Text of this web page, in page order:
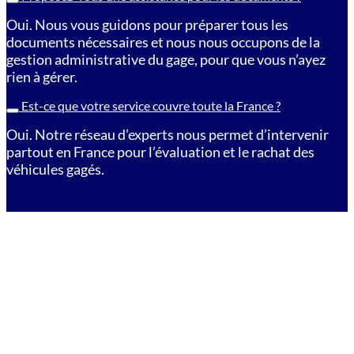
Oui. Nous vous guidons pour préparer tous les
documents nécessaires et nous nous occupons de la
gestion administrative du gage, pour que vous n’ayez
rien à gérer.
Est-ce que votre service couvre toute la France ?
Oui. Notre réseau d’experts nous permet d’intervenir
partout en France pour l’évaluation et le rachat des
véhicules gagés.